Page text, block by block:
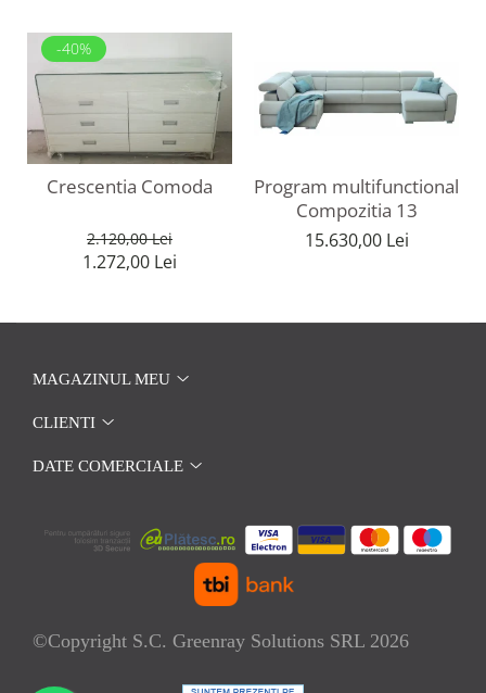
-40%
Crescentia Comoda
2.120,00 Lei
1.272,00 Lei
Program multifunctional
Compozitia 13
15.630,00 Lei
MAGAZINUL MEU
CLIENTI
DATE COMERCIALE
©Copyright S.C. Greenray Solutions SRL 2026